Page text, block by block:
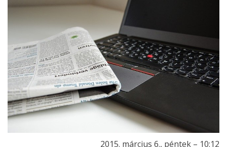
2015. március 6., péntek – 10:12